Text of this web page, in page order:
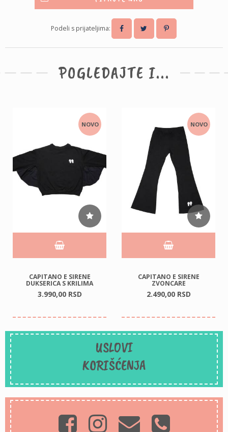
Podeli s prijateljima:
POGLEDAJTE I...
NOVO
CAPITANO E SIRENE
DUKSERICA S KRILIMA
3.990,00 RSD
NOVO
CAPITANO E SIRENE
ZVONCARE
2.490,00 RSD
USLOVI
KORIŠĆENJA